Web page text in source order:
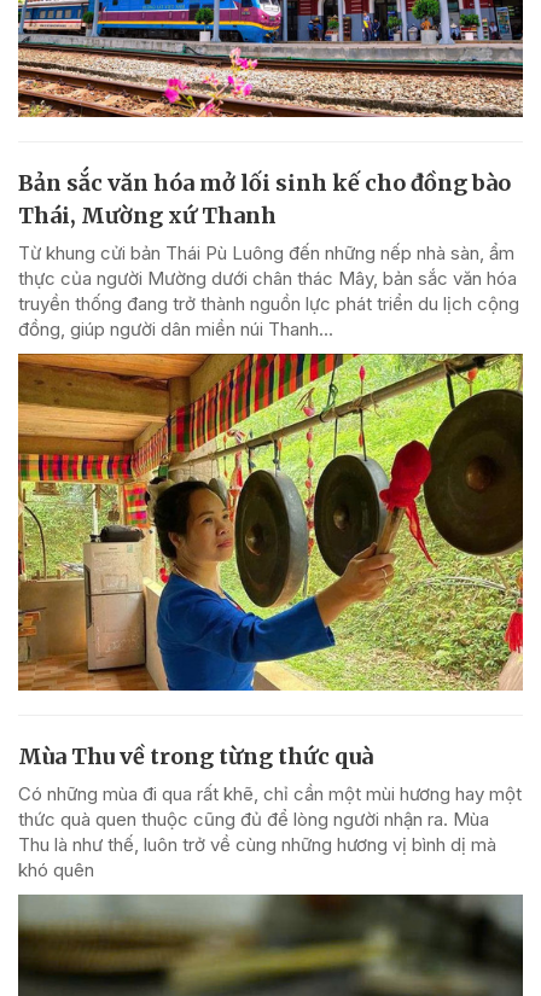
Bản sắc văn hóa mở lối sinh kế cho đồng bào
Thái, Mường xứ Thanh
Từ khung cửi bản Thái Pù Luông đến những nếp nhà sàn, ẩm
thực của người Mường dưới chân thác Mây, bản sắc văn hóa
truyền thống đang trở thành nguồn lực phát triển du lịch cộng
đồng, giúp người dân miền núi Thanh...
Mùa Thu về trong từng thức quà
Có những mùa đi qua rất khẽ, chỉ cần một mùi hương hay một
thức quà quen thuộc cũng đủ để lòng người nhận ra. Mùa
Thu là như thế, luôn trở về cùng những hương vị bình dị mà
khó quên